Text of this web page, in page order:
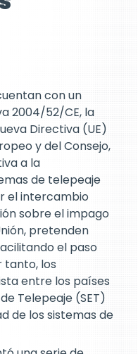
con un
2004/52/CE, la
Directiva (UE)
y del Consejo,
a la
de telepeaje
el intercambio
sobre el impago
pretenden
el paso
tanto, los
entre los países
Telepeaje (SET)
de los sistemas de